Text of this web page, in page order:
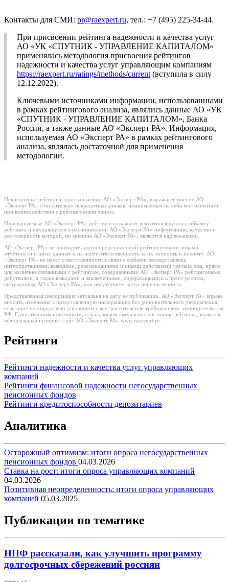
Контакты для СМИ: pr@raexpert.ru, тел.: +7 (495) 225-34-44.
При присвоении рейтинга надежности и качества услуг
АО «УК «СПУТНИК - УПРАВЛЕНИЕ КАПИТАЛОМ»
применялась методология присвоения рейтингов
надежности и качества услуг управляющим компаниям
https://raexpert.ru/ratings/methods/current (вступила в силу
12.12.2022).
Ключевыми источниками информации, использованными
в рамках рейтингового анализа, являлись данные АО «УК
«СПУТНИК - УПРАВЛЕНИЕ КАПИТАЛОМ», Банка
России, а также данные АО «Эксперт РА». Информация,
используемая АО «Эксперт РА» в рамках рейтингового
анализа, являлась достаточной для применения
методологии.
Некредитные рейтинги, присваиваемые АО «Эксперт РА», выражают мнение АО
«Эксперт РА» относительно некредитных рисков, принимаемых на себя контрагентами
при взаимодействии с рейтингуемым лицом.
Присваиваемые АО «Эксперт РА» рейтинги отражают всю относящуюся к объекту
рейтинга и находящуюся в распоряжении АО «Эксперт РА» информацию, качество и
достоверность которой, по мнению АО «Эксперт РА», являются надлежащими.
АО «Эксперт РА» не проводит аудита представленной рейтингуемыми лицами
отчётности и иных данных и не несёт ответственность за их точность и полноту. АО
«Эксперт РА» не несет ответственности в связи с любыми последствиями,
интерпретациями, выводами, рекомендациями и иными действиями третьих лиц, прямо
или косвенно связанными с рейтингом, совершенными АО «Эксперт РА» рейтинговыми
действиями, а также выводами и заключениями, содержащимися в пресс-релизах,
выпущенных АО «Эксперт РА», или отсутствием всего перечисленного.
Представленная информация актуальна на дату её публикации. АО «Эксперт РА» вправе
вносить изменения в представленную информацию без дополнительного уведомления,
если иное не определено договором с контрагентом или требованиями законодательства
РФ. Единственным источником, отражающим актуальное состояние рейтинга, является
официальный интернет-сайт АО «Эксперт РА» www.raexpert.ru.
Рейтинги
Рейтинги надежности и качества услуг управляющих
компаний
Рейтинги финансовой надежности негосударственных
пенсионных фондов
Рейтинги кредитоспособности депозитариев
Аналитика
Осторожный оптимизм: итоги опроса негосударственных
пенсионных фондов 04.03.2026
Ставка на рост: итоги опроса управляющих компаний
04.03.2026
Позитивная неопределенность: итоги опроса управляющих
компаний 05.03.2025
Публикации по тематике
НПФ рассказали, как улучшить программу
долгосрочных сбережений россиян